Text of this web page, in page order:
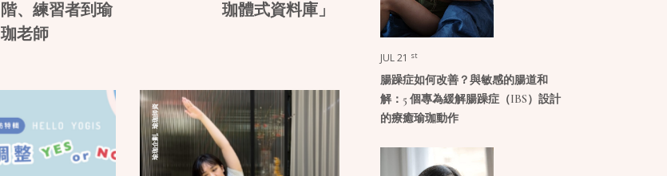
階、練習者到瑜
珈老師
珈體式資料庫」
瑜珈企劃
瑜珈師資
JUL 21 st
腸躁症如何改善？與敏感的腸道和
解：5 個專為緩解腸躁症（IBS）設計
的療癒瑜珈動作